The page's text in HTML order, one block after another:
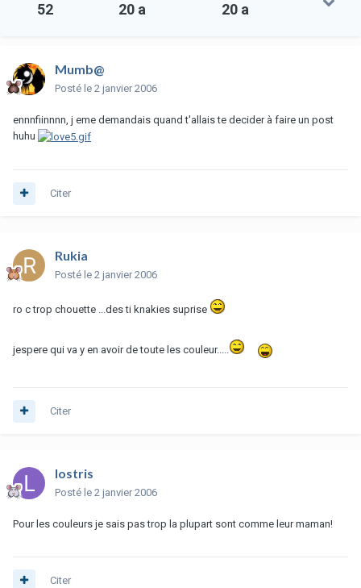
52 20 a 20 a
Mumb@
Posté le 2 janvier 2006
ennnfiinnnn, j eme demandais quand t'allais te decider à faire un post
huhu
Citer
Rukia
Posté le 2 janvier 2006
ro c trop chouette ...des ti knakies suprise
jespere qui va y en avoir de toute les couleur.....
Citer
lostris
Posté le 2 janvier 2006
Pour les couleurs je sais pas trop la plupart sont comme leur maman!
Citer